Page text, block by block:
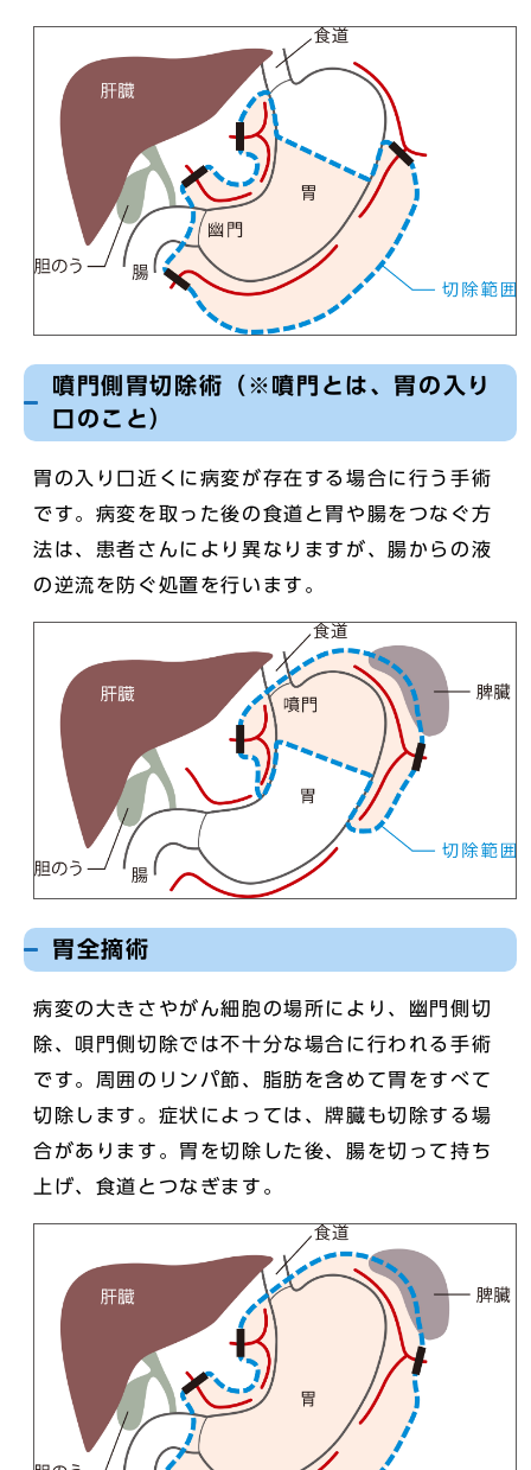
噴門側胃切除術（※噴門とは、胃の入り
口のこと）
胃の入り口近くに病変が存在する場合に行う手術
です。病変を取った後の食道と胃や腸をつなぐ方
法は、患者さんにより異なりますが、腸からの液
の逆流を防ぐ処置を行います。
胃全摘術
病変の大きさやがん細胞の場所により、幽門側切
除、唄門側切除では不十分な場合に行われる手術
です。周囲のリンパ節、脂肪を含めて胃をすべて
切除します。症状によっては、牌臓も切除する場
合があります。胃を切除した後、腸を切って持ち
上げ、食道とつなぎます。